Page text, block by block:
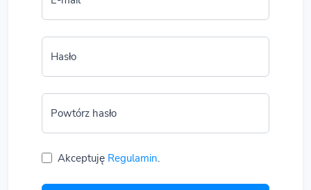
Hasło
Powtórz hasło
Akceptuję Regulamin.